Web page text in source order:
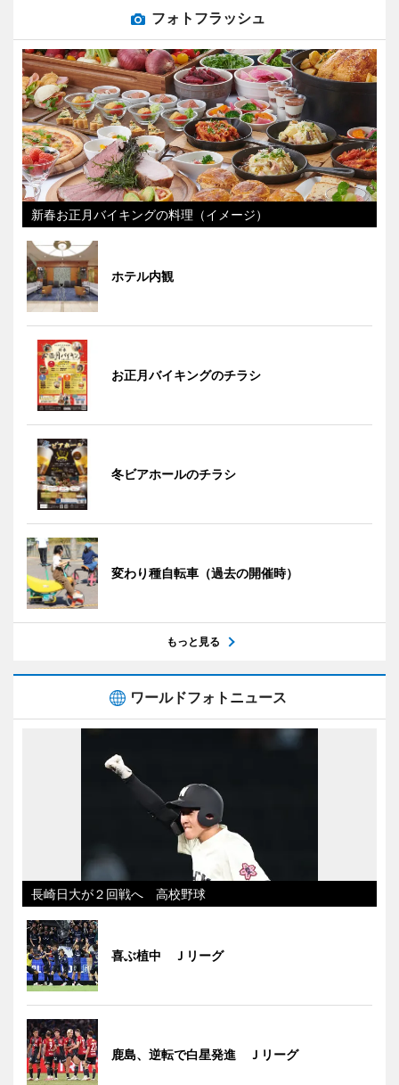
フォトフラッシュ
新春お正月バイキングの料理（イメージ）
ホテル内観
お正月バイキングのチラシ
冬ビアホールのチラシ
変わり種自転車（過去の開催時）
もっと見る
ワールドフォトニュース
長崎日大が２回戦へ 高校野球
喜ぶ植中 Ｊリーグ
鹿島、逆転で白星発進 Ｊリーグ